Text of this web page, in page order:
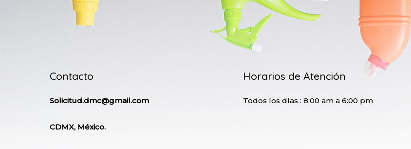
Contacto
Solicitud.dmc@gmail.com
CDMX, México.
Horarios de Atención
Todos los días : 8:00 am a 6:00 pm